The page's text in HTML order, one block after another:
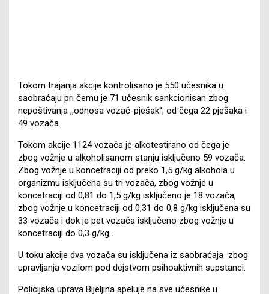
Tokom trajanja akcije kontrolisano je 550 učesnika u
saobraćaju pri čemu je 71 učesnik sankcionisan zbog
nepoštivanja ,,odnosa vozač-pješak“, od čega 22 pješaka i
49 vozača.
Tokom akcije 1124 vozača je alkotestirano od čega je
zbog vožnje u alkoholisanom stanju isključeno 59 vozača.
Zbog vožnje u koncetraciji od preko 1,5 g/kg alkohola u
organizmu isključena su tri vozača, zbog vožnje u
koncetraciji od 0,81 do 1,5 g/kg isključeno je 18 vozača,
zbog vožnje u koncetraciji od 0,31 do 0,8 g/kg isključena su
33 vozača i dok je pet vozača isključeno zbog vožnje u
koncetraciji do 0,3 g/kg .
U toku akcije dva vozača su isključena iz saobraćaja zbog
upravljanja vozilom pod dejstvom psihoaktivnih supstanci.
Policijska uprava Bijeljina apeluje na sve učesnike u